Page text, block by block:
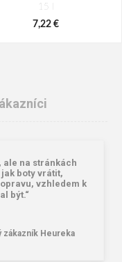
15 l
7,22 €
gumáky DEMAR RAINNY
0052 čierna
ale na stránkách
boty vrátit,
vzhledem k
být.“
zákazník Heureka